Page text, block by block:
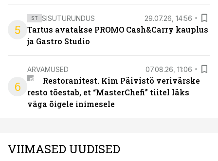
5
ST SISUTURUNDUS 29.07.26, 14:56
Tartus avatakse PROMO Cash&Carry kauplus
ja Gastro Studio
6
ARVAMUSED 07.08.26, 11:06
Restoranitest. Kim Päivistö verivärske
resto tõestab, et “MasterChefi” tiitel läks
väga õigele inimesele
VIIMASED UUDISED